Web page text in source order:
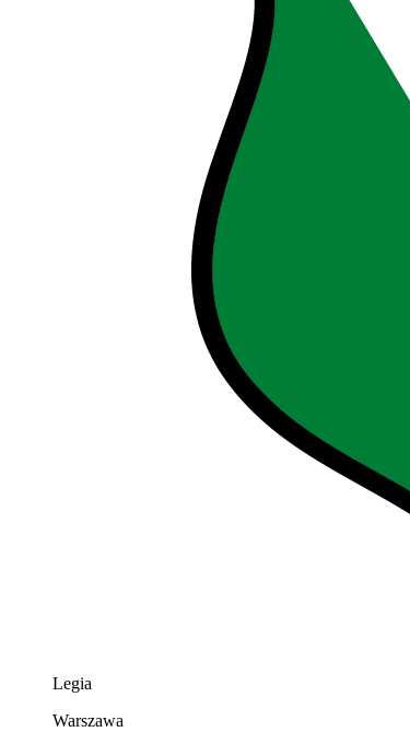
Legia
Warszawa